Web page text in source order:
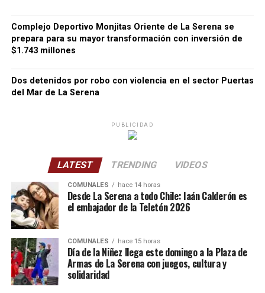
Complejo Deportivo Monjitas Oriente de La Serena se
prepara para su mayor transformación con inversión de
$1.743 millones
Dos detenidos por robo con violencia en el sector Puertas
del Mar de La Serena
PUBLICIDAD
LATEST TRENDING VIDEOS
COMUNALES hace 14 horas
Desde La Serena a todo Chile: Iaán Calderón es
el embajador de la Teletón 2026
COMUNALES hace 15 horas
Día de la Niñez llega este domingo a la Plaza de
Armas de La Serena con juegos, cultura y
solidaridad